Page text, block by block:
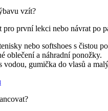
vzít?
první lekci nebo návrat po
nebo softshoes s čistou
oblečení a náhradní ponožky.
vodou, gumička do vlasů a